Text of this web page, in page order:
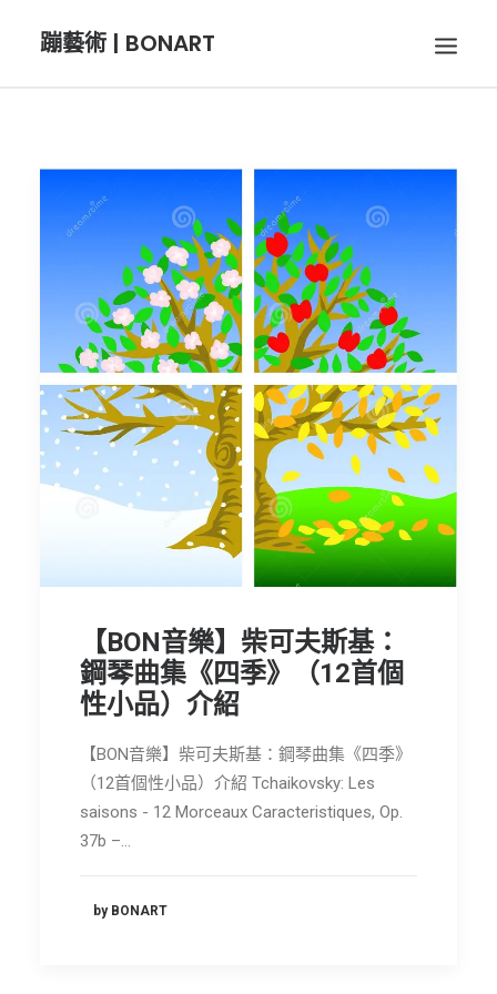
蹦藝術 | BONART
BON攝影
BON插畫
BON旅行
節慶長笛樂團
SEARCH
【BON音樂】柴可夫斯基：
鋼琴曲集《四季》（12首個
性小品）介紹
【BON音樂】柴可夫斯基：鋼琴曲集《四季》
（12首個性小品）介紹 Tchaikovsky: Les
saisons - 12 Morceaux Caracteristiques, Op.
37b –…
by BONART